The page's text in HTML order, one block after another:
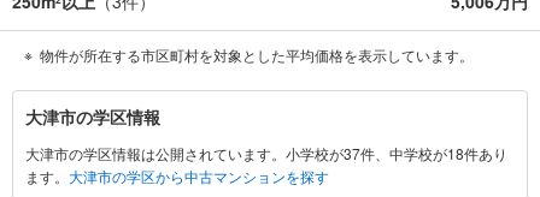
物件が所在する市区町村を対象とした平均価格を表示しています。
大
津
市
に
大津市の学区情報
大津市の学区情報は公開されています。小学校が37件、中学校が18件あり
ます。 大津市の学区から中古マンションを探す